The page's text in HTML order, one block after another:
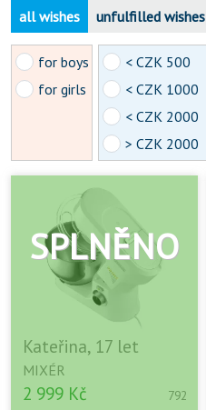
all wishes unfulfilled wishes
for boys
for girls
< CZK 500
< CZK 1000
< CZK 2000
> CZK 2000
Kateřina, 17 let
MIXÉR
2 999 Kč 792